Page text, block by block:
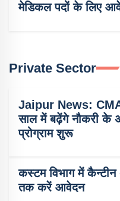
मेडिकल पदों के लिए
Private Sector
Jaipur News:
साल में बढ़ेंगे नौकरी के
प्रोग्राम शुरू
कस्टम विभाग में
तक करें आवेदन